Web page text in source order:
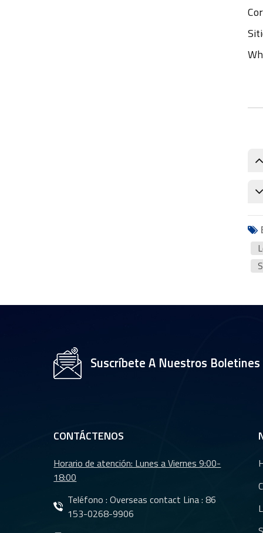
Suscríbete A Nuestros Boletines
CONTÁCTENOS
Horario de atención: Lunes a Viernes 9:00-
18:00
Teléfono : Overseas contact Lina :86
153-0268-9906